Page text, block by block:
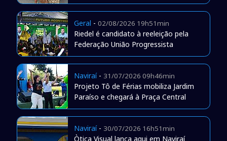
Geral - 02/08/2026 19h51min
Riedel é candidato à reeleição pela
Federação União Progressista
Naviraí- 31/07/2026 09h46min
Projeto Tô de Férias mobiliza Jardim
Paraíso e chegará à Praça Central
Naviraí- 30/07/2026 16h51min
Òtica Visual lança aqui em Naviraí